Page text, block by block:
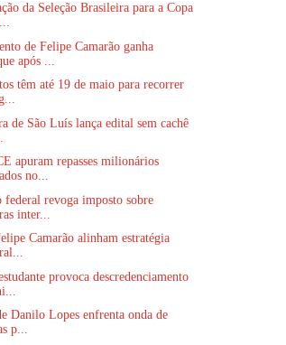
da Seleção Brasileira para a Copa
de Felipe Camarão ganha
após ...
têm até 19 de maio para recorrer
de São Luís lança edital sem cachê
apuram repasses milionários
no...
federal revoga imposto sobre
inter...
Camarão alinham estratégia
provoca descredenciamento
Danilo Lopes enfrenta onda de
p...